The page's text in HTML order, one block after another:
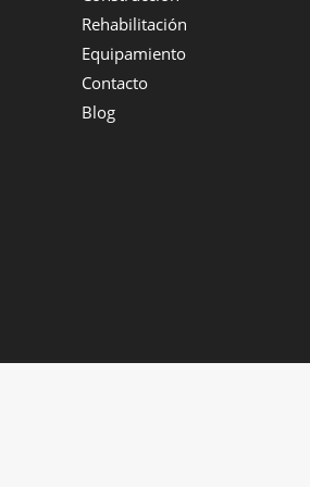
Rehabilitación
Equipamiento
Contacto
Blog